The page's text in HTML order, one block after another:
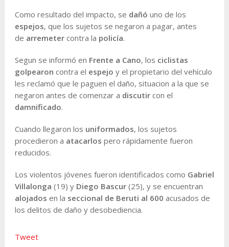
Como resultado del impacto, se dañó uno de los
espejos, que los sujetos se negaron a pagar, antes
de arremetercontra la policía.
Segun se informó en Frente a Cano, los ciclistas
golpearon contra el espejo y el propietario del vehículo
les reclamó que le paguen el daño, situacion a la que se
negaron antes de comenzar a discutircon el
damnificado.
Cuando llegaron los uniformados, los sujetos
procedieron a atacarlos pero rápidamente fueron
reducidos.
Los violentos jóvenes fueron identificados como Gabriel
Villalonga (19) y Diego Bascur(25), y se encuentran
alojados en la seccional de Beruti al 600 acusados de
los delitos de daño y desobediencia.
Tweet